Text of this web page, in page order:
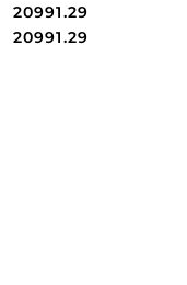
Cena:
20991.29
Cena:
20991.29